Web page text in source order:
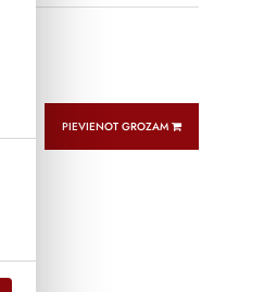
PIEVIENOT GROZAM